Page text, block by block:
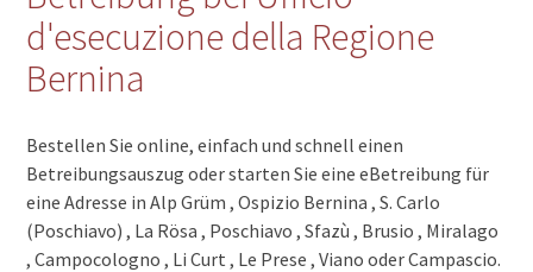
d'esecuzione della Regione
Bernina
Bestellen Sie online, einfach und schnell einen
Betreibungsauszug oder starten Sie eine eBetreibung für
eine Adresse in Alp Grüm , Ospizio Bernina , S. Carlo
(Poschiavo) , La Rösa , Poschiavo , Sfazù , Brusio , Miralago
, Campocologno , Li Curt , Le Prese , Viano oder Campascio.